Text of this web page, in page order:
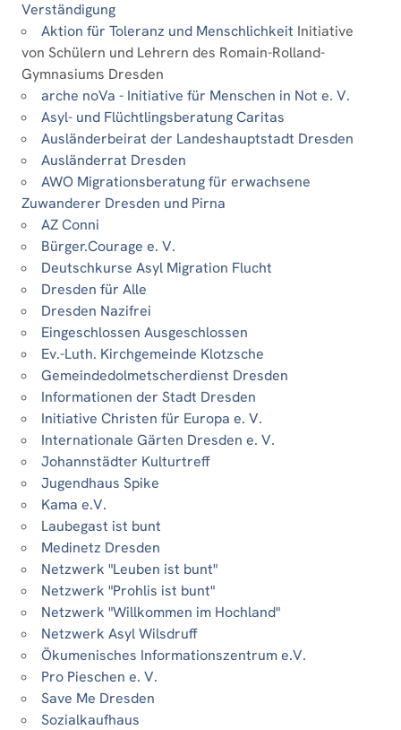
Verständigung
Aktion für Toleranz und Menschlichkeit Initiative
von Schülern und Lehrern des Romain-Rolland-
Gymnasiums Dresden
arche noVa - Initiative für Menschen in Not e. V.
Asyl- und Flüchtlingsberatung Caritas
Ausländerbeirat der Landeshauptstadt Dresden
Ausländerrat Dresden
AWO Migrationsberatung für erwachsene
Zuwanderer Dresden und Pirna
AZ Conni
Bürger.Courage e. V.
Deutschkurse Asyl Migration Flucht
Dresden für Alle
Dresden Nazifrei
Eingeschlossen Ausgeschlossen
Ev.-Luth. Kirchgemeinde Klotzsche
Gemeindedolmetscherdienst Dresden
Informationen der Stadt Dresden
Initiative Christen für Europa e. V.
Internationale Gärten Dresden e. V.
Johannstädter Kulturtreff
Jugendhaus Spike
Kama e.V.
Laubegast ist bunt
Medinetz Dresden
Netzwerk "Leuben ist bunt"
Netzwerk "Prohlis ist bunt"
Netzwerk "Willkommen im Hochland"
Netzwerk Asyl Wilsdruff
Ökumenisches Informationszentrum e.V.
Pro Pieschen e. V.
Save Me Dresden
Sozialkaufhaus